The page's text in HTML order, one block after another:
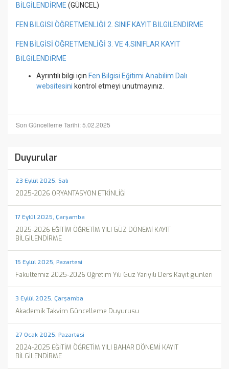
BİLGİLENDİRME (GÜNCEL)
FEN BİLGİSİ ÖĞRETMENLİĞİ 2. SINIF KAYIT BİLGİLENDİRME
FEN BİLGİSİ ÖĞRETMENLİĞİ 3. VE 4.SINIFLAR KAYIT
BİLGİLENDİRME
Ayrıntılı bilgi için Fen Bilgisi Eğitimi Anabilim Dalı
websitesini kontrol etmeyi unutmayınız.
Son Güncelleme Tarihi: 5.02.2025
Duyurular
23 Eylül 2025, Salı
2025-2026 ORYANTASYON ETKİNLİĞİ
17 Eylül 2025, Çarşamba
2025-2026 EĞİTİM ÖĞRETİM YILI GÜZ DÖNEMİ KAYIT
BİLGİLENDİRME
15 Eylül 2025, Pazartesi
Fakültemiz 2025-2026 Öğretim Yılı Güz Yarıyılı Ders Kayıt günleri
3 Eylül 2025, Çarşamba
Akademik Takvim Güncelleme Duyurusu
27 Ocak 2025, Pazartesi
2024-2025 EĞİTİM ÖĞRETİM YILI BAHAR DÖNEMİ KAYIT
BİLGİLENDİRME